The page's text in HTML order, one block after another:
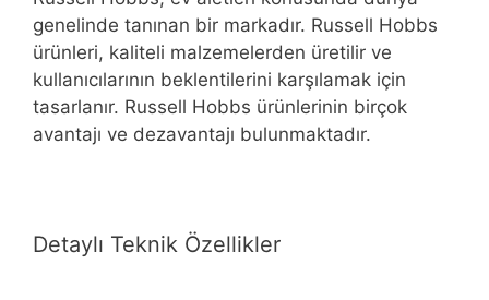
genelinde tanınan bir markadır. Russell Hobbs
ürünleri, kaliteli malzemelerden üretilir ve
kullanıcılarının beklentilerini karşılamak için
tasarlanır. Russell Hobbs ürünlerinin birçok
avantajı ve dezavantajı bulunmaktadır.
Detaylı Teknik Özellikler